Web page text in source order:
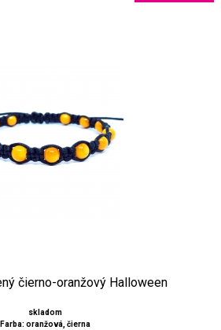
čierno-oranžový Halloween
skladom
Farba: oranžová, čierna